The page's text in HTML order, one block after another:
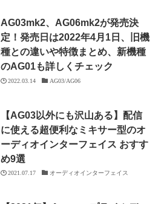
AG03mk2、AG06mk2が発売決
定！発売日は2022年4月1日、旧機
種との違いや特徴まとめ、新機種
のAG01も詳しくチェック
2022.03.14 AG03/AG06
【AG03以外にも沢山ある】配信
に使える超便利なミキサー型のオ
ーディオインターフェイス おすす
め9選
2021.07.17 オーディオインターフェイス